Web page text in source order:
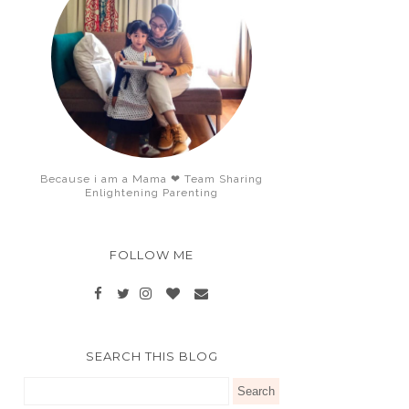
Because i am a Mama ❤ Team Sharing
Enlightening Parenting
FOLLOW ME
SEARCH THIS BLOG